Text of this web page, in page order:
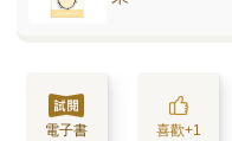
電子書 喜歡+1